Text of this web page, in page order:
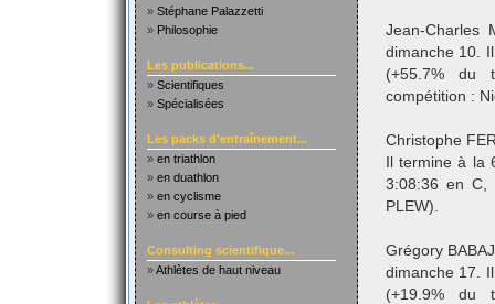
» Stéphane Palazzetti
» Philosophie
Les publications...
» Scientifiques
» Spécialisées
Les packs d'entraînement...
» en triathlon
» en duathlon
» en cyclisme
» en course à pied
Consulting scientifique...
»Athlètes de haut niveau
Jean-Charles
dimanche 10.
(+55.7% du
compétition :
Christophe
Il termine à
3:08:36 en C,
PLEW).
Grégory
dimanche 17.
(+19.9% du